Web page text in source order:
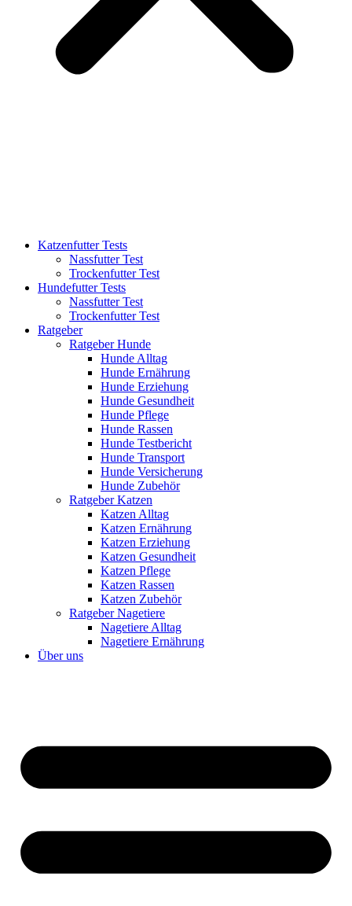
Katzenfutter Tests
Nassfutter Test
Trockenfutter Test
Hundefutter Tests
Nassfutter Test
Trockenfutter Test
Ratgeber
Ratgeber Hunde
Hunde Alltag
Hunde Ernährung
Hunde Erziehung
Hunde Gesundheit
Hunde Pflege
Hunde Rassen
Hunde Testbericht
Hunde Transport
Hunde Versicherung
Hunde Zubehör
Ratgeber Katzen
Katzen Alltag
Katzen Ernährung
Katzen Erziehung
Katzen Gesundheit
Katzen Pflege
Katzen Rassen
Katzen Zubehör
Ratgeber Nagetiere
Nagetiere Alltag
Nagetiere Ernährung
Über uns